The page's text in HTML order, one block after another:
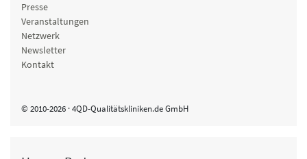
Presse
Veranstaltungen
Netzwerk
Newsletter
Kontakt
© 2010-2026 · 4QD-Qualitätskliniken.de GmbH